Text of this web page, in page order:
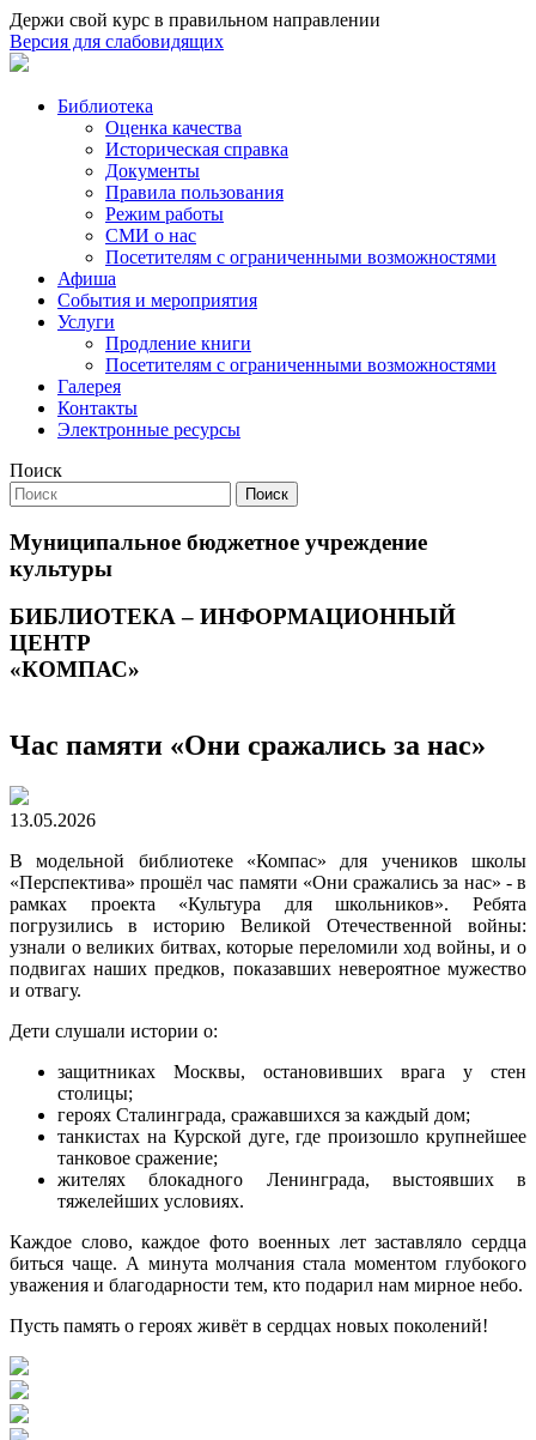
Держи свой курс в правильном направлении
Версия для слабовидящих
Библиотека
Оценка качества
Историческая справка
Документы
Правила пользования
Режим работы
СМИ о нас
Посетителям с ограниченными возможностями
Афиша
События и мероприятия
Услуги
Продление книги
Посетителям с ограниченными возможностями
Галерея
Контакты
Электронные ресурсы
Поиск
Поиск
Муниципальное бюджетное учреждение
культуры
БИБЛИОТЕКА – ИНФОРМАЦИОННЫЙ
ЦЕНТР
«КОМПАС»
Час памяти «Они сражались за нас»
13.05.2026
В модельной библиотеке «Компас» для учеников школы
«Перспектива» прошёл час памяти «Они сражались за нас» - в
рамках проекта «Культура для школьников». Ребята
погрузились в историю Великой Отечественной войны:
узнали о великих битвах, которые переломили ход войны, и о
подвигах наших предков, показавших невероятное мужество
и отвагу.
Дети слушали истории о:
защитниках Москвы, остановивших врага у стен
столицы;
героях Сталинграда, сражавшихся за каждый дом;
танкистах на Курской дуге, где произошло крупнейшее
танковое сражение;
жителях блокадного Ленинграда, выстоявших в
тяжелейших условиях.
Каждое слово, каждое фото военных лет заставляло сердца
биться чаще. А минута молчания стала моментом глубокого
уважения и благодарности тем, кто подарил нам мирное небо.
Пусть память о героях живёт в сердцах новых поколений!